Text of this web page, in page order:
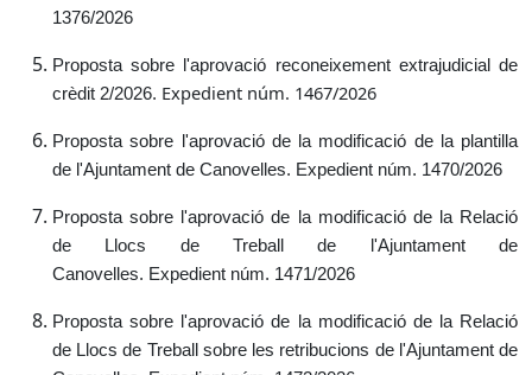
1376/2026
Proposta sobre l'aprovació reconeixement extrajudicial de
crèdit 2/2026. Expedient núm. 1467/2026
Proposta sobre l'aprovació de la modificació de la plantilla
de l'Ajuntament de Canovelles. Expedient núm. 1470/2026
Proposta sobre l'aprovació de la modificació de la Relació
de Llocs de Treball de l'Ajuntament de
Canovelles. Expedient núm. 1471/2026
Proposta sobre l'aprovació de la modificació de la Relació
de Llocs de Treball sobre les retribucions de l'Ajuntament de